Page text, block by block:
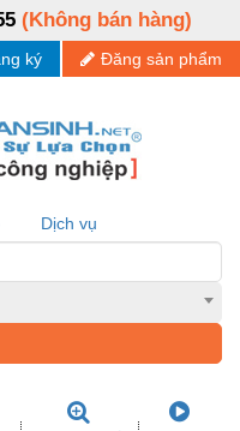
(Không bán hàng)
Đăng sản phẩm
ký
Dịch vụ